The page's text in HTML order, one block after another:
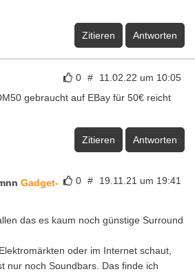
Zitieren Antworten
0 # 11.02.22 um 10:05
gebraucht auf EBay für 50€ reicht
Zitieren Antworten
0 # 19.11.21 um 19:41
Gadget-
das es kaum noch günstige Surround
oder im Internet schaut,
nur noch Soundbars. Das finde ich